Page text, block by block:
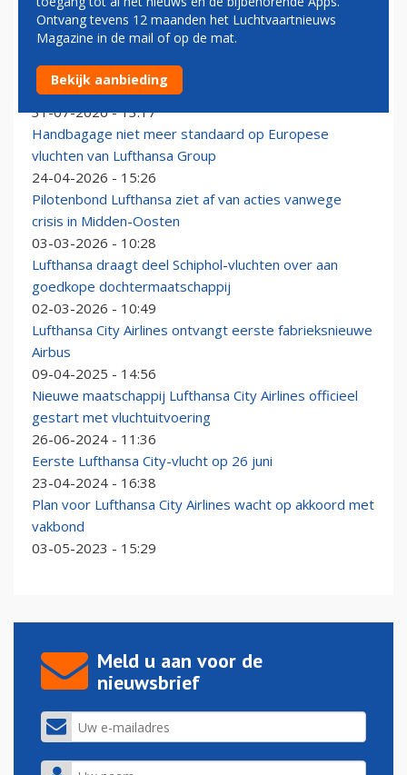
LUFTHANSA CITY AIRLINES
Lufthansa Group: nieuwe CEO’s voor Edelweiss en
Lufthansa City Airlines
31-07-2026 - 13:17
Handbagage niet meer standaard op Europese
vluchten van Lufthansa Group
24-04-2026 - 15:26
Pilotenbond Lufthansa ziet af van acties vanwege
crisis in Midden-Oosten
03-03-2026 - 10:28
Lufthansa draagt deel Schiphol-vluchten over aan
goedkope dochtermaatschappij
02-03-2026 - 10:49
Lufthansa City Airlines ontvangt eerste fabrieksnieuwe
Airbus
09-04-2025 - 14:56
Nieuwe maatschappij Lufthansa City Airlines officieel
gestart met vluchtuitvoering
26-06-2024 - 11:36
Eerste Lufthansa City-vlucht op 26 juni
23-04-2024 - 16:38
Plan voor Lufthansa City Airlines wacht op akkoord met
vakbond
03-05-2023 - 15:29
Meld u aan voor de
nieuwsbrief
Ontvang tevens 12 maanden het Luchtvaartnieuws
Magazine in de mail of op de mat.
Bekijk aanbieding